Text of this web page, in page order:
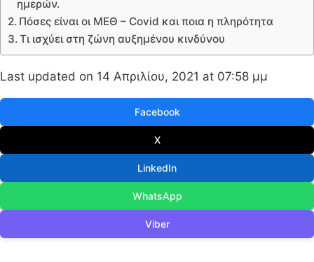
ημερών.
Πόσες είναι οι ΜΕΘ – Covid και ποια η πληρότητα
Τι ισχύει στη ζώνη αυξημένου κινδύνου
Last updated on 14 Απριλίου, 2021 at 07:58 μμ
Facebook
X
LinkedIn
WhatsApp
Viber